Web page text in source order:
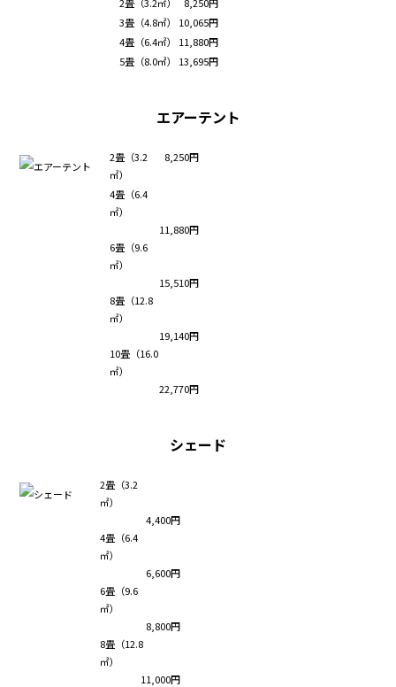
3畳（4.8㎡）
10,065円
4畳（6.4㎡）
11,880円
5畳（8.0㎡）
13,695円
エアーテント
2畳（3.2
㎡）
8,250円
4畳（6.4
㎡）
11,880円
6畳（9.6
㎡）
15,510円
8畳（12.8
㎡）
19,140円
10畳（16.0
㎡）
22,770円
シェード
2畳（3.2
㎡）
4,400円
4畳（6.4
㎡）
6,600円
6畳（9.6
㎡）
8,800円
8畳（12.8
㎡）
11,000円